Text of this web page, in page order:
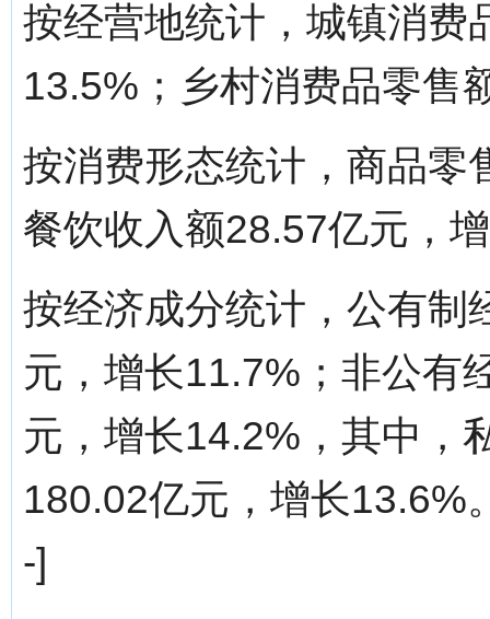
按经营地统计，城镇消费
13.5%；乡村消费品零售
按消费形态统计，商品零
餐饮收入额28.57亿元，
按经济成分统计，公有制
元，增长11.7%；非公有
元，增长14.2%，其中，
180.02亿元，增长13.6%
-]